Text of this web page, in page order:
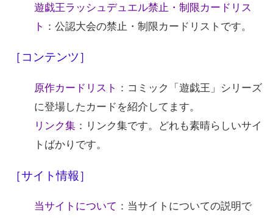
遊戯王ラッシュデュエル禁止・制限カードリス
ト ：公認大会の禁止・制限カードリストです。
［コンテンツ］
原作カードリスト ：コミック「遊戯王」シリーズ
に登場したカードを紹介してます。
リンク集 ：リンク集です。どれも素晴らしいサイ
トばかりです。
［サイト情報］
当サイトについて ：当サイトについての説明で